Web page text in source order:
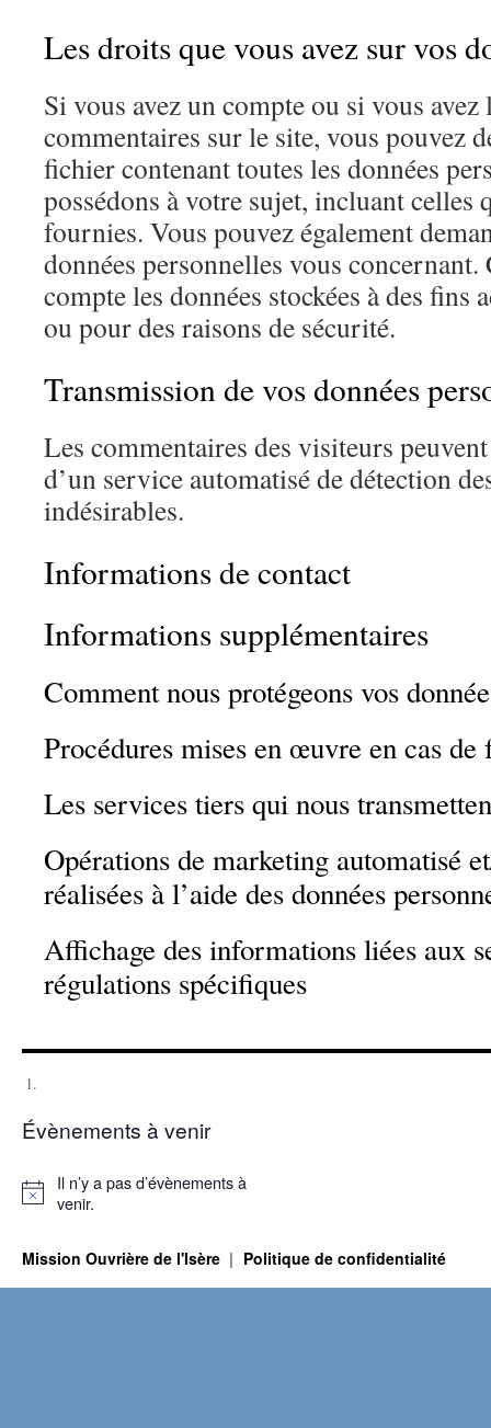
Les droits que vous avez sur vos
Si vous avez un compte ou si vous avez
commentaires sur le site, vous pouvez
fichier contenant toutes les données
possédons à votre sujet, incluant celles
fournies. Vous pouvez également
données personnelles vous concernant.
compte les données stockées à des fins
ou pour des raisons de sécurité.
Transmission de vos données
Les commentaires des visiteurs
d’un service automatisé de détection
indésirables.
Informations de contact
Informations supplémentaires
Comment nous protégeons vos
Procédures mises en œuvre en cas de
Les services tiers qui nous
Opérations de marketing automatisé
réalisées à l’aide des données
Affichage des informations liées aux
régulations spécifiques
Évènements à venir
Notice
Il n’y a pas d’évènements à
venir.
Mission Ouvrière de l'Isère Politique de confidentialité